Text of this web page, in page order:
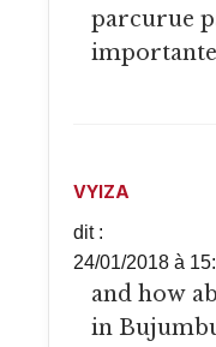
parcurue
VYIZA
dit :
24/01/2018 à
and how about those who work
in